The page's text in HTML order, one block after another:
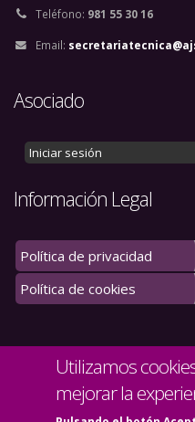
Amadeo Petitbó Juan
Amets Suess Schwend
Ana A. Morán De Prada
Ana Belén Cruz-Valiño
Ana Cristina Gallego Hernández
Ana María García Rodríguez
Ana Sánchez Lamelas
Teléfono: 981 55 30 16
Email:
Asociado
Iniciar sesión
Información Legal
Política de privacidad
Política de cookies
Utilizamos
mejorar la